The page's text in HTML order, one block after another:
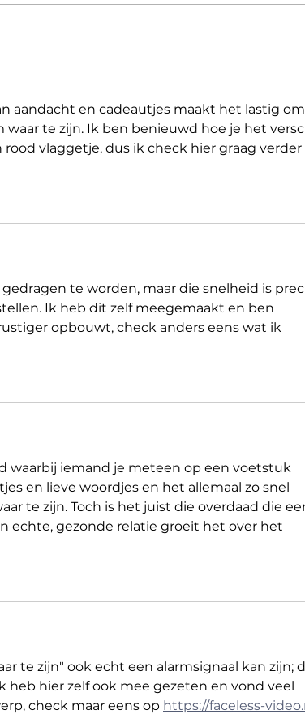
aandacht en cadeautjes maakt het lastig
te zijn. Ik ben benieuwd hoe je het
vlaggetje, dus ik check hier graag verder
te worden, maar die snelheid is
Ik heb dit zelf meegemaakt en ben
opbouwt, check anders eens wat ik
waarbij iemand je meteen op een voetstuk
en lieve woordjes en het allemaal zo snel
te zijn. Toch is het juist die overdaad die
echte, gezonde relatie groeit het over het
te zijn" ook echt een alarmsignaal kan zijn;
hier zelf ook mee gezeten en vond veel
check maar eens op https://faceless-